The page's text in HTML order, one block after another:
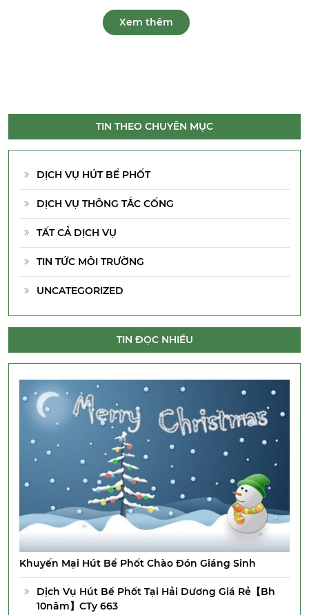
Xem thêm
TIN THEO CHUYÊN MỤC
DỊCH VỤ HÚT BỂ PHỐT
DỊCH VỤ THÔNG TẮC CỐNG
TẤT CẢ DỊCH VỤ
TIN TỨC MÔI TRƯỜNG
UNCATEGORIZED
TIN ĐỌC NHIỀU
Khuyến Mại Hút Bể Phốt Chào Đón Giáng Sinh
Dịch Vụ Hút Bể Phốt Tại Hải Dương Giá Rẻ【Bh
10năm】CTy 663